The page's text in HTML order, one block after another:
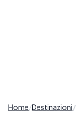
Home Destinazioni